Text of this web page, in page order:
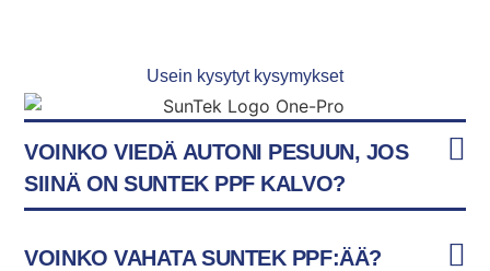
Usein kysytyt kysymykset
VOINKO VIEDÄ AUTONI PESUUN, JOS
SIINÄ ON SUNTEK PPF KALVO?
VOINKO VAHATA SUNTEK PPF:ÄÄ?